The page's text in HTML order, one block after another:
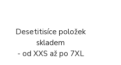
Desetitisíce položek
skladem
- od XXS až po 7XL